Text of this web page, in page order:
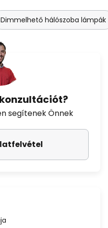
Dimmelhető hálószoba lámpák
segítenek Önnek